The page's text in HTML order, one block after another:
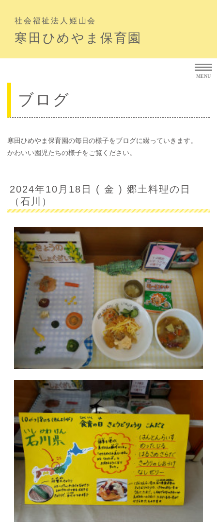
社会福祉法人姫山会
寒田ひめやま保育園
MENU
ブログ
寒田ひめやま保育園の毎日の様子をブログに綴っていきます。
かわいい園児たちの様子をご覧ください。
2024年10月18日 ( 金 ) 郷土料理の日
（石川）